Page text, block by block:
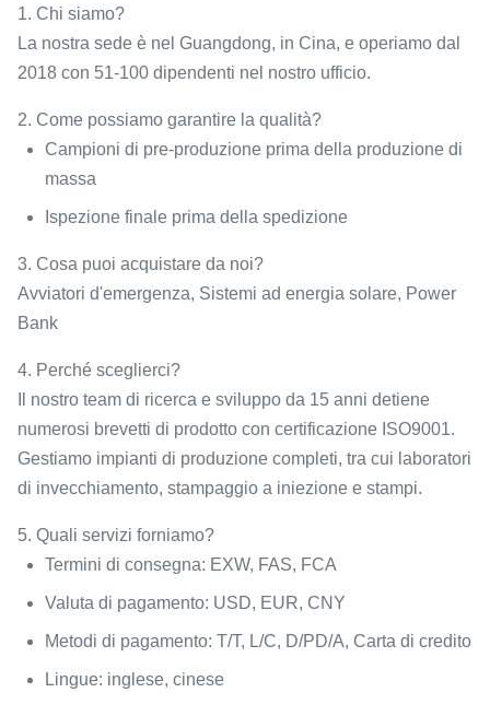
1. Chi siamo?
La nostra sede è nel Guangdong, in Cina, e operiamo dal
2018 con 51-100 dipendenti nel nostro ufficio.
2. Come possiamo garantire la qualità?
Campioni di pre-produzione prima della produzione di
massa
Ispezione finale prima della spedizione
3. Cosa puoi acquistare da noi?
Avviatori d'emergenza, Sistemi ad energia solare, Power
Bank
4. Perché sceglierci?
Il nostro team di ricerca e sviluppo da 15 anni detiene
numerosi brevetti di prodotto con certificazione ISO9001.
Gestiamo impianti di produzione completi, tra cui laboratori
di invecchiamento, stampaggio a iniezione e stampi.
5. Quali servizi forniamo?
Termini di consegna: EXW, FAS, FCA
Valuta di pagamento: USD, EUR, CNY
Metodi di pagamento: T/T, L/C, D/PD/A, Carta di credito
Lingue: inglese, cinese